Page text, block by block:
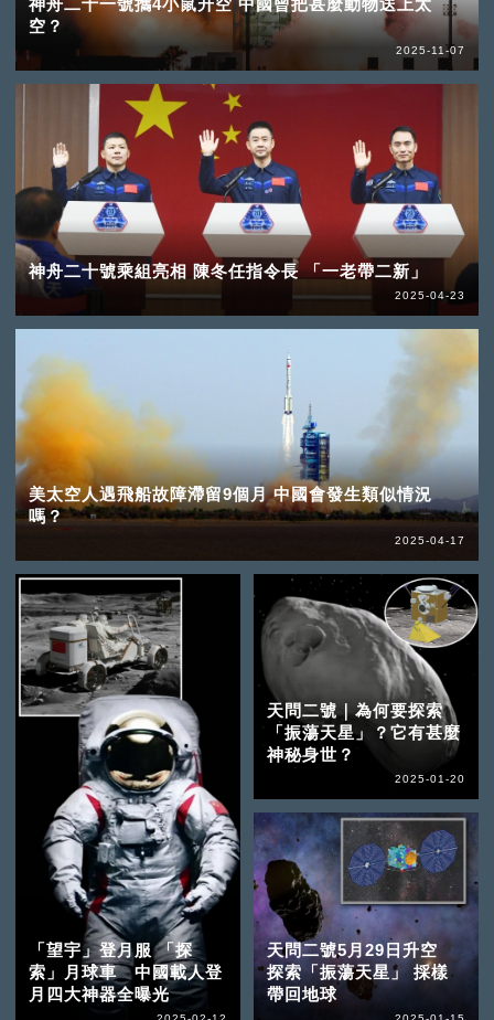
神舟二十一號攜4小鼠升空 中國曾把甚麼動物送上太
空？
2025-11-07
神舟二十號乘組亮相 陳冬任指令長 「一老帶二新」
2025-04-23
美太空人遇飛船故障滯留9個月 中國會發生類似情況
嗎？
2025-04-17
「望宇」登月服 「探
索」月球車 中國載人登
月四大神器全曝光
天問二號｜為何要探索
「振蕩天星」？它有甚麼
神秘身世？
2025-01-20
天問二號5月29日升空
探索「振蕩天星」 採樣
帶回地球